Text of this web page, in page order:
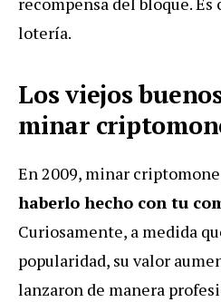
lotería.
Los viejos
minar
En 2009, minar
haberlo hecho con tu
Curiosamente, a medida
popularidad, su valor
lanzaron de manera